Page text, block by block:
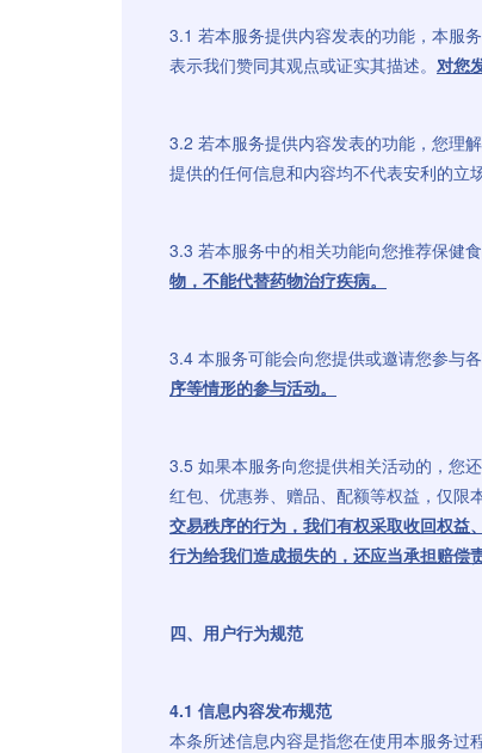
3.1 若本服务提供内容发表的功能，本服
表示我们赞同其观点或证实其描述。 对您
3.2 若本服务提供内容发表的功能，您理
提供的任何信息和内容均不代表安利的立场
3.3 若本服务中的相关功能向您推荐保健
物，不能代替药物治疗疾病。
3.4 本服务可能会向您提供或邀请您参与
序等情形的参与活动。
3.5 如果本服务向您提供相关活动的，您
红包、优惠券、赠品、配额等权益，仅限
交易秩序的行为，我们有权采取收回权益
行为给我们造成损失的，还应当承担赔偿责
四、用户行为规范
4.1 信息内容发布规范
本条所述信息内容是指您在使用本服务过